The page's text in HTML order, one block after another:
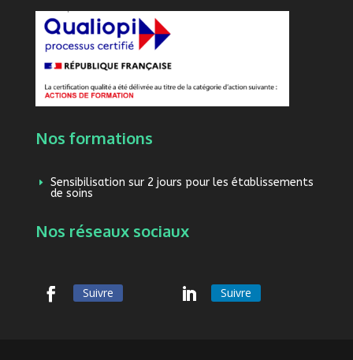
Nos formations
E
Sensibilisation sur 2 jours pour les établissements
de soins
Nos réseaux sociaux
Suivre Suivre